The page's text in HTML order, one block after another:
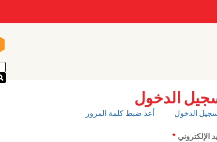
الدخول
الدخول أعد ضبط كلمة المرور
الإلكتروني